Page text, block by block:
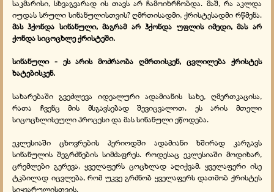
საკმარისი, სხვაგვარად ის თავს არ ჩამოიხრჩობდა. მაშ, რა აკლდა
იუდას სრული სინანულისთვის? ღმრთისადმი, ქრისტესადმი რწმენა.
მას ჰქონდა სინანული, მაგრამ არ ჰქონდა უფლის იმედი, მას არ
ქონდა სიცოცხლე ქრისტეში.
სინანული - ეს არის მოძრაობა ღმრთისკენ, ცვლილება ქრისტეს
ხატებისკენ.
სახარებაში გვეძლევა იდეალური ადამიანის სახე, ღმერთკაცისა,
რათა ჩვენც მის მსგავსებად შევიცვალოთ. ეს არის მთელი
სიცოცხლისეული პროცესი და მას სინანული ეწოდება.
ეკლესიაში ცხოვრების პერიოდში ადამიანი ხშირად კარგავს
სინანულის შეგრძნების სიმძაფრეს. როდესაც ეკლესიაში მოდიხარ,
ცრემლები გერევა, ყველაფერს ცოცხლად აღიქვამ. ყველაფერი ისე
ტკბილად იცვლება, რომ უკვე გრძნობ ყველაფერს დათმობ ქრისტეს
სიყვარულისთვის.